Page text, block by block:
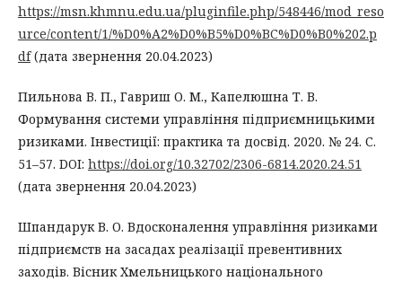
https://msn.khmnu.edu.ua/pluginfile.php/548446/mod_reso
urce/content/1/%D0%A2%D0%B5%D0%BC%D0%B0%202.p
df(дата звернення 20.04.2023)
Пильнова В. П., Гавриш О. М., Капелюшна Т. В.
Формування системи управління підприємницькими
ризиками. Інвестиції: практика та досвід. 2020. № 24. С.
51–57. DOI: https://doi.org/10.32702/2306-6814.2020.24.51
(дата звернення 20.04.2023)
Шпандарук В. О. Вдосконалення управління ризиками
підприємств на засадах реалізації превентивних
заходів. Вісник Хмельницького національного